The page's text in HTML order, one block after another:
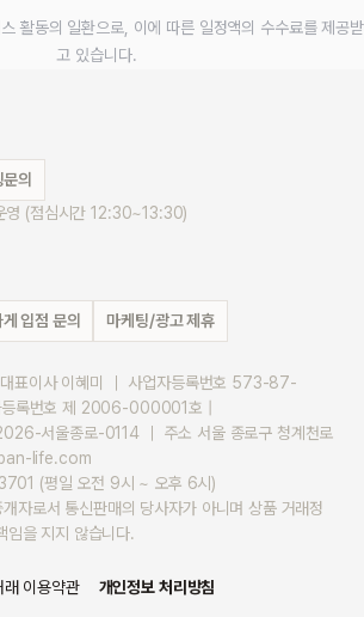
활동의 일환으로, 이에 따른 일정액의 수수료를 제공받
고 있습니다.
의
(점심시간 12:30~13:30)
입점 문의 마케팅/광고 제휴
표이사 이혜미 ｜ 사업자등록번호 573-87-
록번호 제 2006-000001호 |
서울종로-0114 ｜ 주소 서울 종로구 청계천로
life.com
(평일 오전 9시 ~ 오후 6시)
자로서 통신판매의 당사자가 아니며 상품 거래정
임을 지지 않습니다.
래 이용약관 개인정보 처리방침